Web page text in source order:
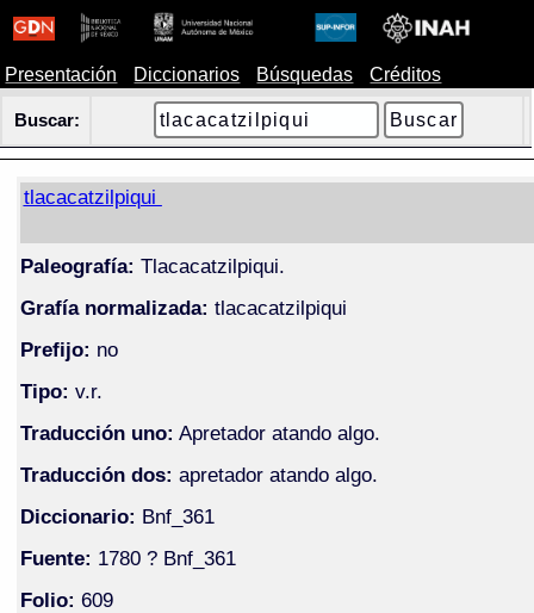
Presentación Diccionarios Búsquedas Créditos
Buscar:
tlacacatzilpiqui
Paleografía: Tlacacatzilpiqui.
Grafía normalizada: tlacacatzilpiqui
Prefijo: no
Tipo: v.r.
Traducción uno: Apretador atando algo.
Traducción dos: apretador atando algo.
Diccionario: Bnf_361
Fuente: 1780 ? Bnf_361
Folio: 609